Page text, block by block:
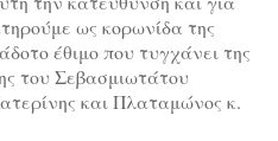
ως κορωνίδα της
έθιμο που τυγχάνει της
του Σεβασμιωτάτου
και Πλαταμώνος κ.